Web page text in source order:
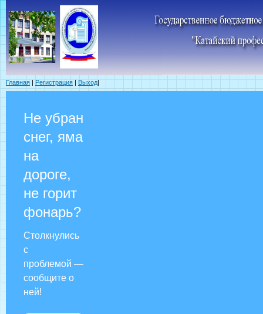
Главная | Регистрация | Выход|
Не убран
снег, яма
на
дороге,
не горит
фонарь?
Столкнулись
с
проблемой —
сообщите о
ней!